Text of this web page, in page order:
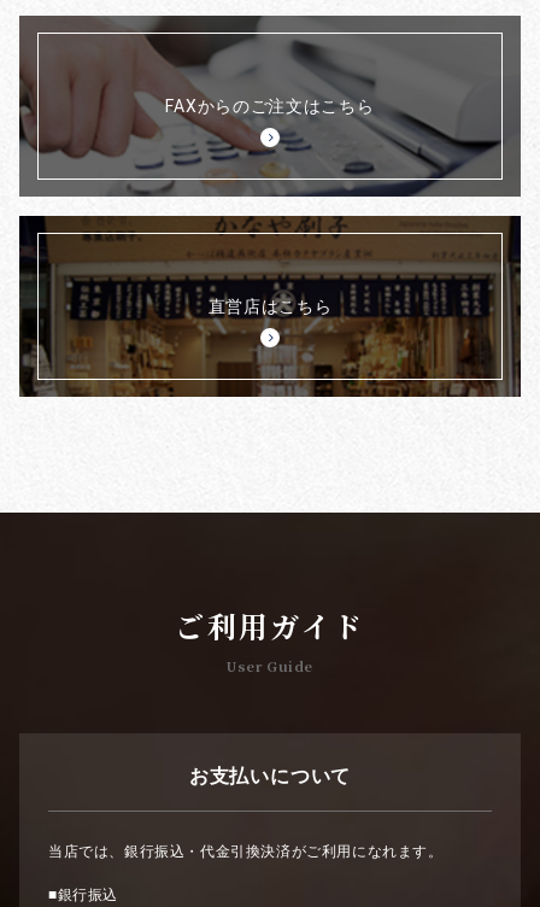
FAXからのご注文はこちら
直営店はこちら
ご利用ガイド
User Guide
お支払いについて
当店では、銀行振込・代金引換決済がご利用になれます。
■銀行振込